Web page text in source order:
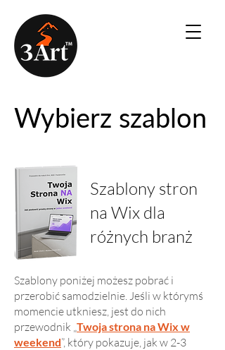
Wybierz szablon
Szablony stron
na Wix dla
różnych branż
​Szablony poniżej możesz pobrać i
przerobić samodzielnie. Jeśli w którymś
momencie utkniesz, jest do nich
przewodnik „Twoja strona na Wix w
weekend”, który pokazuje, jak w 2-3